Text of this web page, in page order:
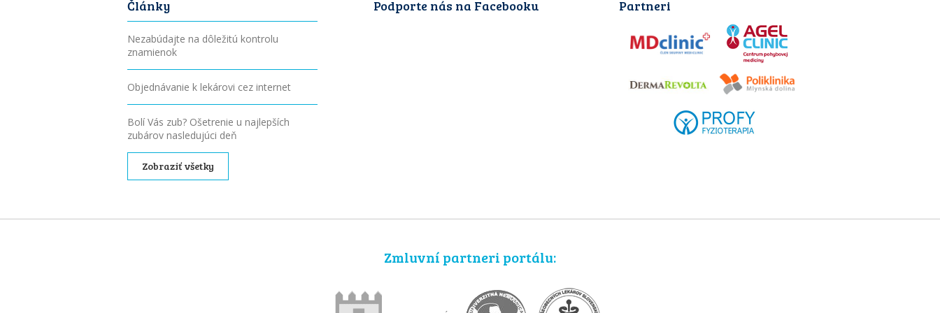
Články
Nezabúdajte na dôležitú kontrolu
znamienok
Objednávanie k lekárovi cez internet
Bolí Vás zub? Ošetrenie u najlepších
zubárov nasledujúci deň
Zobraziť všetky
Podporte nás na Facebooku Partneri
Zmluvní partneri portálu: